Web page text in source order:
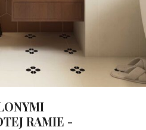
RAMIE -